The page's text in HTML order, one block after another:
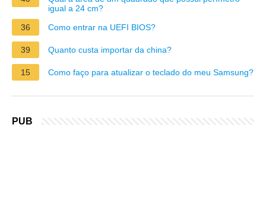
igual a 24 cm?
36
Como entrar na UEFI BIOS?
39 Quanto custa importar da china?
15 Como faço para atualizar o teclado do meu Samsung?
PUB